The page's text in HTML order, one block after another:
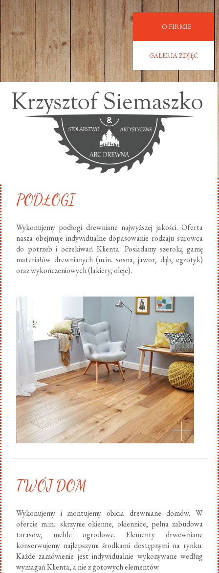
O FIRMIE
GALERIA ZDJĘĆ
PODŁOGI
Wykonujemy podłogi drewniane najwyższej jakości. Oferta
nasza obejmuje indywidualne dopasowanie rodzaju surowca
do potrzeb i oczekiwań Klienta. Posiadamy szeroką gamę
materiałów drewnianych (m.in. sosna, jawor, dąb, egzotyk)
oraz wykończeniowych (lakiery, oleje).
TWÓJ DOM
Wykonujemy i montujemy obicia drewniane domów. W
ofercie m.in.: skrzynie okienne, okiennice, pełna zabudowa
tarasów, meble ogrodowe. Elementy drwewniane
konserwujemy najlepszymi środkami dostępnymi na rynku.
Każde zamówienie jest indywidualnie wykonywane według
wymagań Klienta, a nie z gotowych elementów.